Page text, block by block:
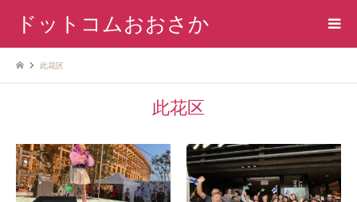
ドットコムおおさか
此花区
此花区